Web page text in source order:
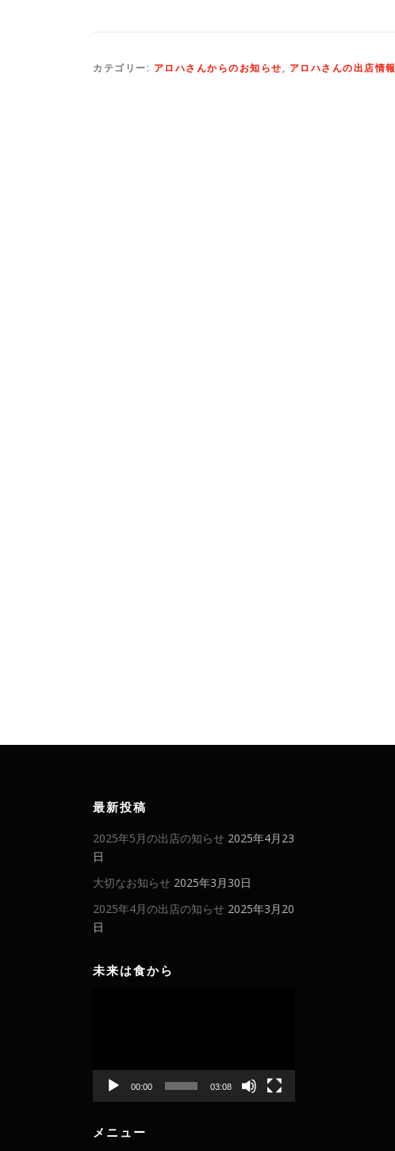
カテゴリー: アロハさんからのお知らせ, アロハさんの出店情報
最新投稿
2025年5月の出店の知らせ 2025年4月23
日
大切なお知らせ 2025年3月30日
2025年4月の出店の知らせ 2025年3月20
日
未来は食から
ー
ー
00:00 03:08
メニュー